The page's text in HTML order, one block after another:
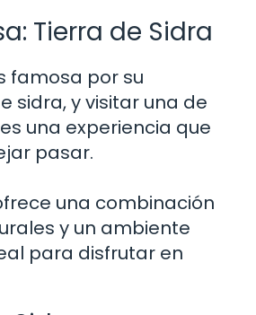
Tierra de Sidra
famosa por su
sidra, y visitar una de
una experiencia que
pasar.
una combinación
y un ambiente
para disfrutar en